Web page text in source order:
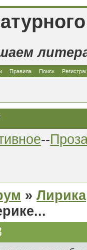
Правила Поиск
--
» Лирика